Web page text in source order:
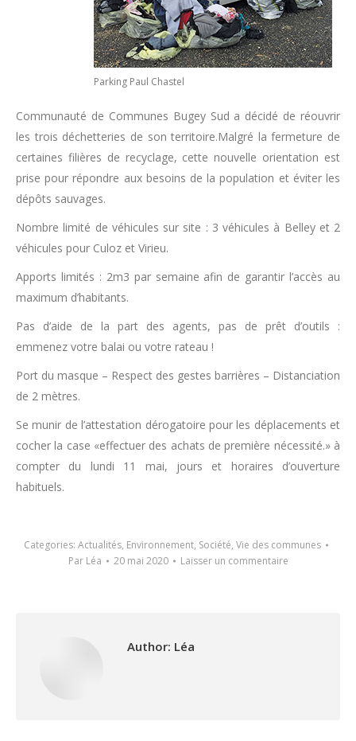
Parking Paul Chastel
Communauté de Communes Bugey Sud a décidé de réouvrir
les trois déchetteries de son territoire.Malgré la fermeture de
certaines filières de recyclage, cette nouvelle orientation est
prise pour répondre aux besoins de la population et éviter les
dépôts sauvages.
Nombre limité de véhicules sur site : 3 véhicules à Belley et 2
véhicules pour Culoz et Virieu.
Apports limités : 2m3 par semaine afin de garantir l’accès au
maximum d’habitants.
Pas d’aide de la part des agents, pas de prêt d’outils :
emmenez votre balai ou votre rateau !
Port du masque – Respect des gestes barrières – Distanciation
de 2 mètres.
Se munir de l’attestation dérogatoire pour les déplacements et
cocher la case «effectuer des achats de première nécessité.» à
compter du lundi 11 mai, jours et horaires d’ouverture
habituels.
Categories: Actualités, Environnement, Société, Vie des communes
Par Léa 20 mai 2020 Laisser un commentaire
Author: Léa